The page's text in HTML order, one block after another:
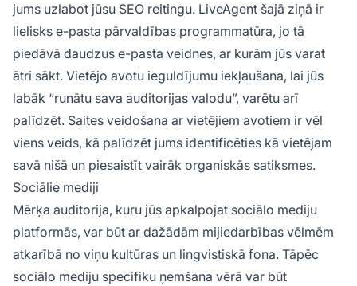
jums uzlabot jūsu SEO reitingu. LiveAgent šajā ziņā ir
lielisks e-pasta pārvaldības programmatūra, jo tā
piedāvā daudzus e-pasta veidnes, ar kurām jūs varat
ātri sākt. Vietējo avotu ieguldījumu iekļaušana, lai jūs
labāk “runātu sava auditorijas valodu”, varētu arī
palīdzēt. Saites veidošana ar vietējiem avotiem ir vēl
viens veids, kā palīdzēt jums identificēties kā vietējam
savā nišā un piesaistīt vairāk organiskās satiksmes.
Sociālie mediji
Mērķa auditorija, kuru jūs apkalpojat sociālo mediju
platformās, var būt ar dažādām mijiedarbības vēlmēm
atkarībā no viņu kultūras un lingvistiskā fona. Tāpēc
sociālo mediju specifiku ņemšana vērā var būt